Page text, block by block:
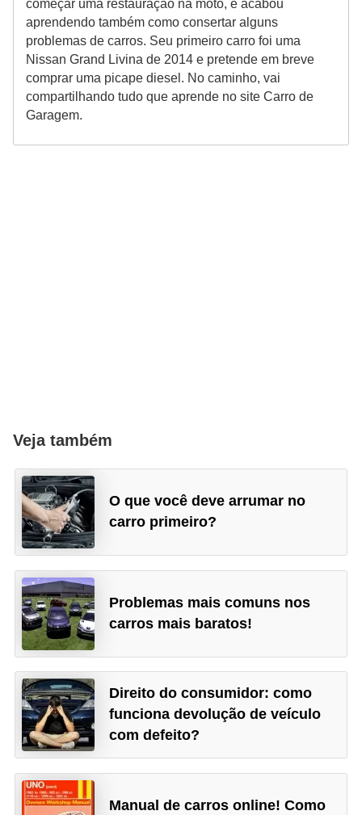
começar uma restauração na moto, e acabou
aprendendo também como consertar alguns
problemas de carros. Seu primeiro carro foi uma
Nissan Grand Livina de 2014 e pretende em breve
comprar uma picape diesel. No caminho, vai
compartilhando tudo que aprende no site Carro de
Garagem.
Veja também
O que você deve arrumar no
carro primeiro?
Problemas mais comuns nos
carros mais baratos!
Direito do consumidor: como
funciona devolução de veículo
com defeito?
Manual de carros online! Como